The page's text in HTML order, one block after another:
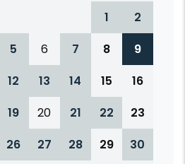
1
2
5 6 7 8
9
12 13 14 15
16
19 20 21 22
23
26 27 28 29
30